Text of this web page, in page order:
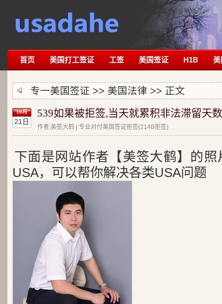
首页 美国打工签证 工签 美国签证 H1B 美
专一美国签证 >> 美国法律 >> 正文
10月
21日
539如果被拒签,当天就累积非法滞留天
作者:美签大鹤 | 专业对付美国签证拒签(214B拒签)
下面是网站作者【美签大鹤】的
USA，可以帮你解决各类USA问题